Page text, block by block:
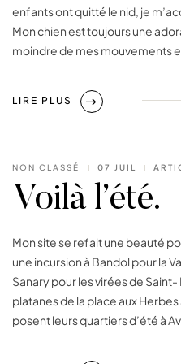
enfants ont quitté le nid, je
Mon chien est toujours une
moindre de mes mouvements
LIRE PLUS
NON CLASSÉ 07 JUIL
Voilà l’été.
Mon site se refait une beauté
une incursion à Bandol pour la
Sanary pour les virées de
platanes de la place aux
posent leurs quartiers d’été à